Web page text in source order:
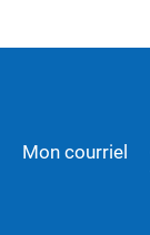
Mon courriel